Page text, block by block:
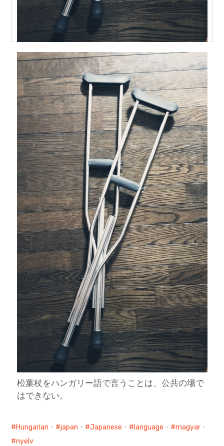
松葉杖をハンガリー語で言うことは、公共の場で
はできない。
Hungarian ・ japan ・ Japanese ・ language ・ magyar ・
nyelv